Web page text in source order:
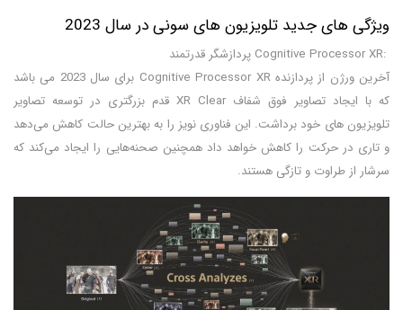
ویژگی های جدید تلویزیون های سونی در سال 2023
:Cognitive Processor XR پردازشگر قدرتمند
آخرین ورژن از پردازنده Cognitive Processor XR برای سال 2023 می باشد
که با ایجاد تصاویر فوق شفاف XR Clear قدم بزرگتری در توسعه تصاویر
تلویزیون های خود برداشت. این فناوری نویز را به بهترین حالت کاهش می‌دهد
و تاری در حرکت را کاهش خواهد داد همچنین صحنه‌هایی را ایجاد می‌کند که
سرشار از طراوت و تازگی هستند.